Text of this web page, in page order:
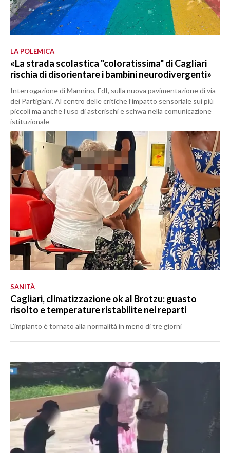
LA POLEMICA
«La strada scolastica "coloratissima" di Cagliari
rischia di disorientare i bambini neurodivergenti»
Interrogazione di Mannino, FdI, sulla nuova pavimentazione di via
dei Partigiani. Al centro delle critiche l’impatto sensoriale sui più
piccoli ma anche l’uso di asterischi e schwa nella comunicazione
istituzionale
SANITÀ
Cagliari, climatizzazione ok al Brotzu: guasto
risolto e temperature ristabilite nei reparti
L'impianto è tornato alla normalità in meno di tre giorni